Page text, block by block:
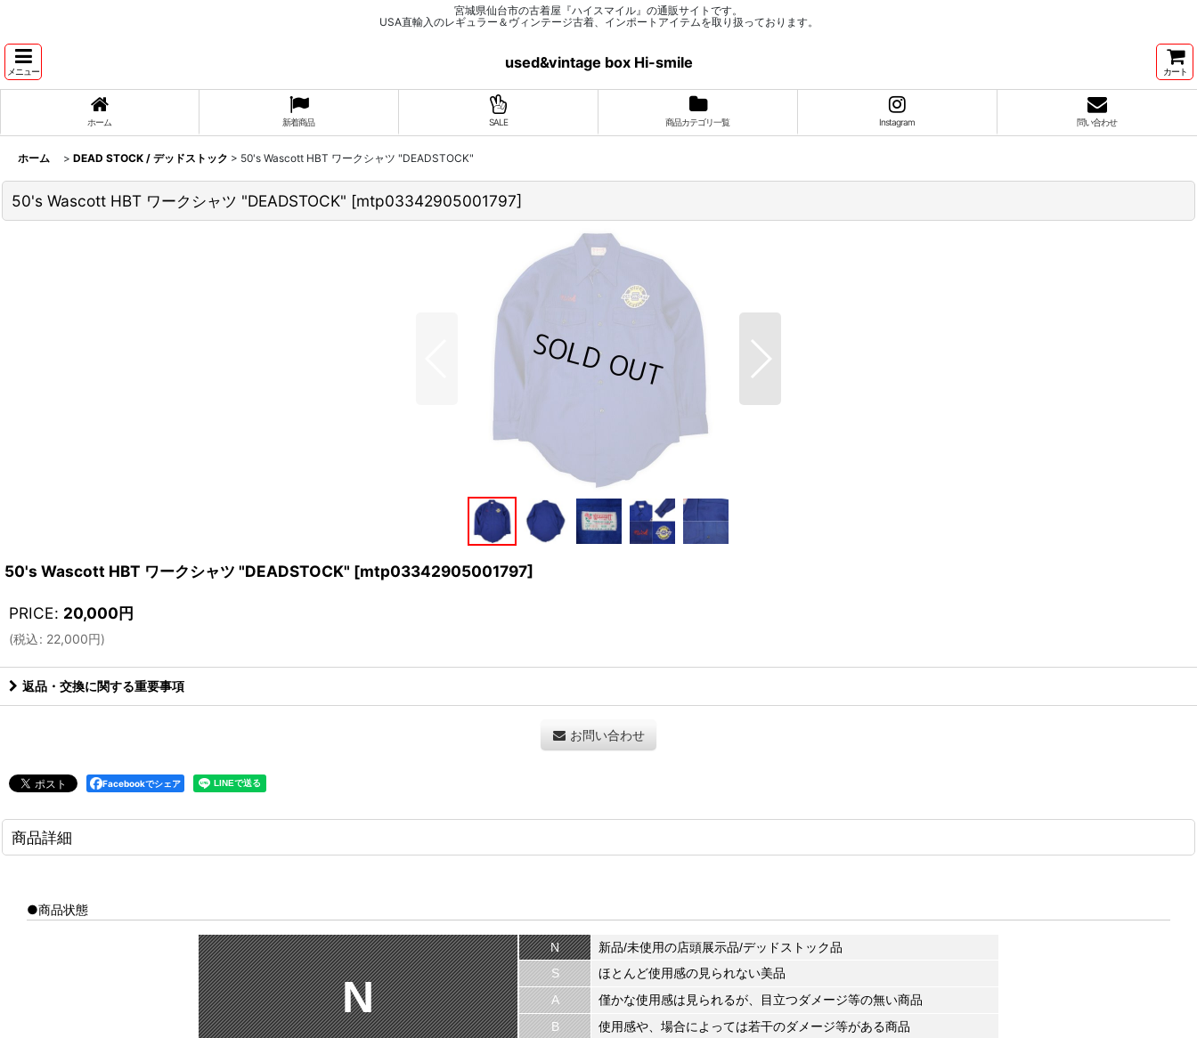
宮城県仙台市の古着屋『ハイスマイル』の通販サイトです。
USA直輸入のレギュラー＆ヴィンテージ古着、インポートアイテムを取り扱っております。
メニュー
used&vintage box Hi-smile
カート
ホーム 新着商品 SALE 商品カテゴリ一覧 Instagram 問い合わせ
ホーム > DEAD STOCK / デッドストック > 50's Wascott HBT ワークシャツ "DEADSTOCK"
50's Wascott HBT ワークシャツ "DEADSTOCK" [mtp03342905001797]
50's Wascott HBT ワークシャツ "DEADSTOCK" [mtp03342905001797]
PRICE: 20,000円
(税込: 22,000円)
返品・交換に関する重要事項
お問い合わせ
Facebookでシェア
商品詳細
●商品状態
N
N
新品/未使用の店頭展示品/デッドストック品
S
ほとんど使用感の見られない美品
A
僅かな使用感は見られるが、目立つダメージ等の無い商品
B
使用感や、場合によっては若干のダメージ等がある商品